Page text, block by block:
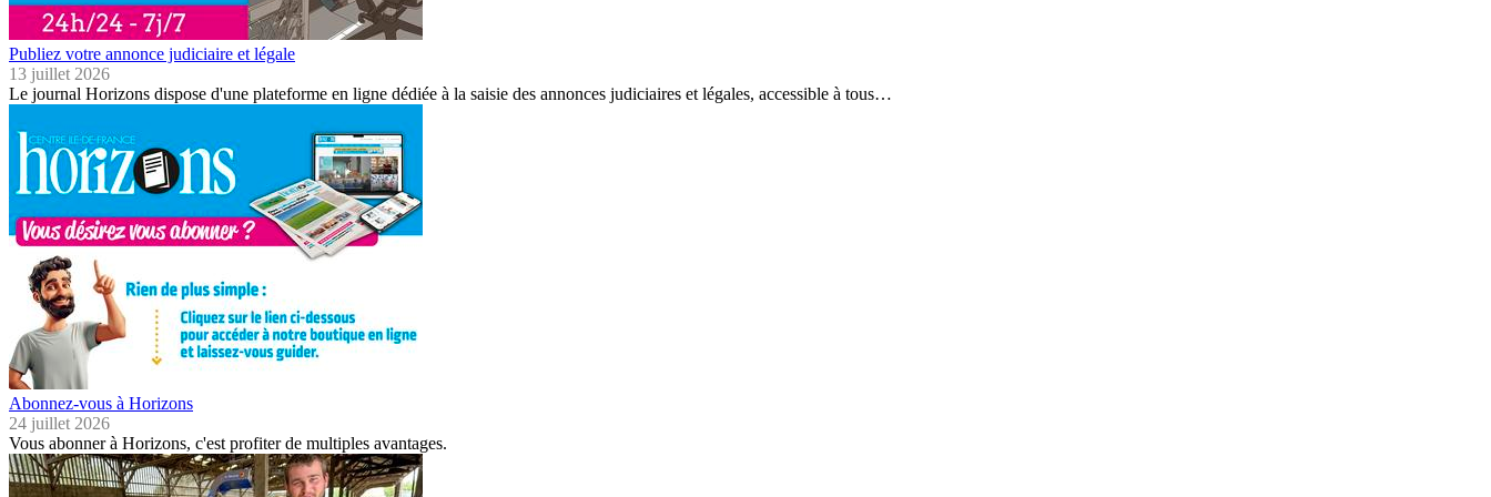
Publiez votre annonce judiciaire et légale
13 juillet 2026
Le journal Horizons dispose d'une plateforme en ligne dédiée à la saisie des annonces judiciaires et légales, accessible à tous…
Abonnez-vous à Horizons
24 juillet 2026
Vous abonner à Horizons, c'est profiter de multiples avantages.